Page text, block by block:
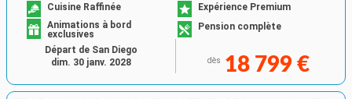
Cuisine Raffinée
Expérience Premium
Animations à bord
exclusives
Pension complète
dès 18 799 €
Départ de San Diego
dim. 30 janv. 2028